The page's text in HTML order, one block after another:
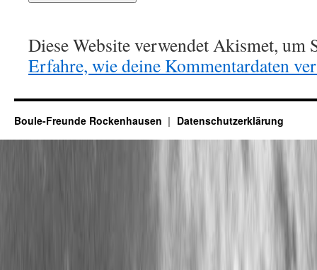
Diese Website verwendet Akismet, um
Erfahre, wie deine Kommentardaten
Boule-Freunde Rockenhausen Datenschutzerklärung